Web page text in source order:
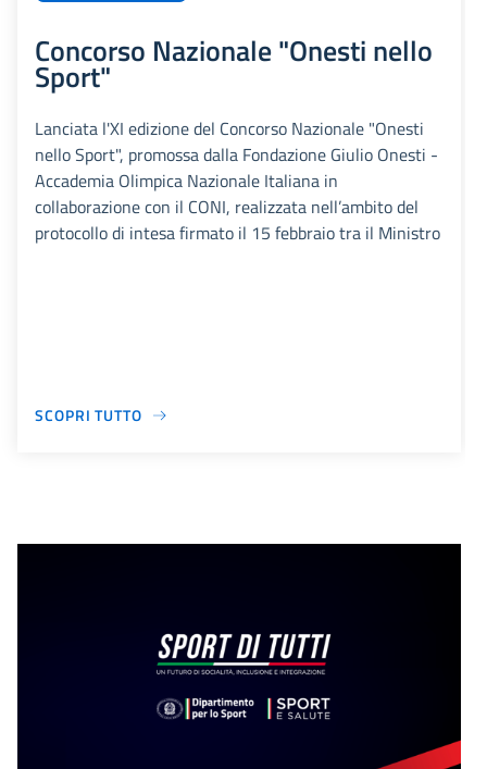
Concorso Nazionale "Onesti nello
Sport"
Lanciata l'XI edizione del Concorso Nazionale "Onesti
nello Sport", promossa dalla Fondazione Giulio Onesti -
Accademia Olimpica Nazionale Italiana in
collaborazione con il CONI, realizzata nell’ambito del
protocollo di intesa firmato il 15 febbraio tra il Ministro
SCOPRI TUTTO